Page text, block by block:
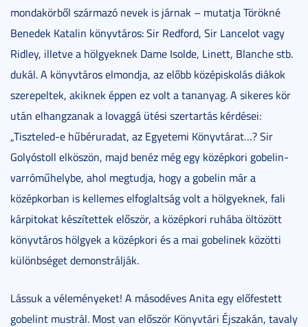
mondakörből származó nevek is járnak – mutatja Törökné
Benedek Katalin könyvtáros: Sir Redford, Sir Lancelot vagy
Ridley, illetve a hölgyeknek Dame Isolde, Linett, Blanche stb.
dukál. A könyvtáros elmondja, az előbb középiskolás diákok
szerepeltek, akiknek éppen ez volt a tananyag. A sikeres kör
után elhangzanak a lovaggá ütési szertartás kérdései:
„Tiszteled-e hűbéruradat, az Egyetemi Könyvtárat…? Sir
Golyóstoll elköszön, majd benéz még egy középkori gobelin-
varróműhelybe, ahol megtudja, hogy a gobelin már a
középkorban is kellemes elfoglaltság volt a hölgyeknek, fali
kárpitokat készítettek először, a középkori ruhába öltözött
könyvtáros hölgyek a középkori és a mai gobelinek közötti
különbséget demonstrálják.
Lássuk a véleményeket! A másodéves Anita egy előfestett
gobelint mustrál. Most van először Könyvtári Éjszakán, tavaly